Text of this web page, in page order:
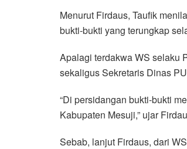
Menurut Firdaus, Taufik
bukti-bukti yang terungkap
Apalagi terdakwa WS selaku
sekaligus Sekretaris Dinas
“Di persidangan bukti-bukti
Kabupaten Mesuji,” ujar
Sebab, lanjut Firdaus, dari